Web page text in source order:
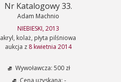
Nr Katalogowy 33.
Adam Machnio
NIEBIESKI, 2013
akryl, kolaż, płyta pilśniowa
aukcja z 8 kwietnia 2014
Wywoławcza: 500 zł